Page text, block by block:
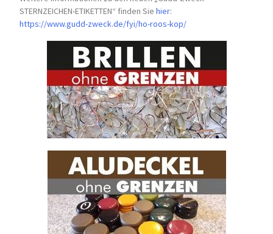
STERNZEICHEN-ETIKETTEN“ finden Siehier:
https://www.gudd-zweck.de/fyi/ho-roos-kop/